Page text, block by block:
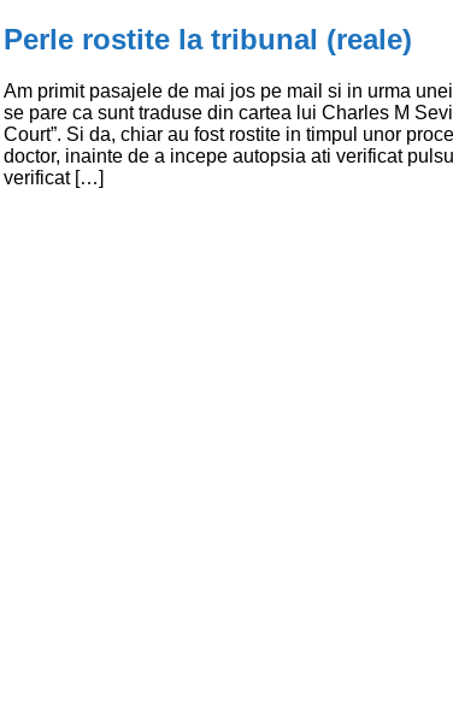
Perle rostite la tribunal (reale)
Am primit pasajele de mai jos pe mail si in urma
se pare ca sunt traduse din cartea lui Charles M
Court”. Si da, chiar au fost rostite in timpul unor
doctor, inainte de a incepe autopsia ati verificat
verificat […]